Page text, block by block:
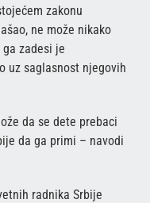
zakonu
ne može nikako
zadesi je
uz saglasnost njegovih
da se dete prebaci
da ga primi – navodi
radnika Srbije